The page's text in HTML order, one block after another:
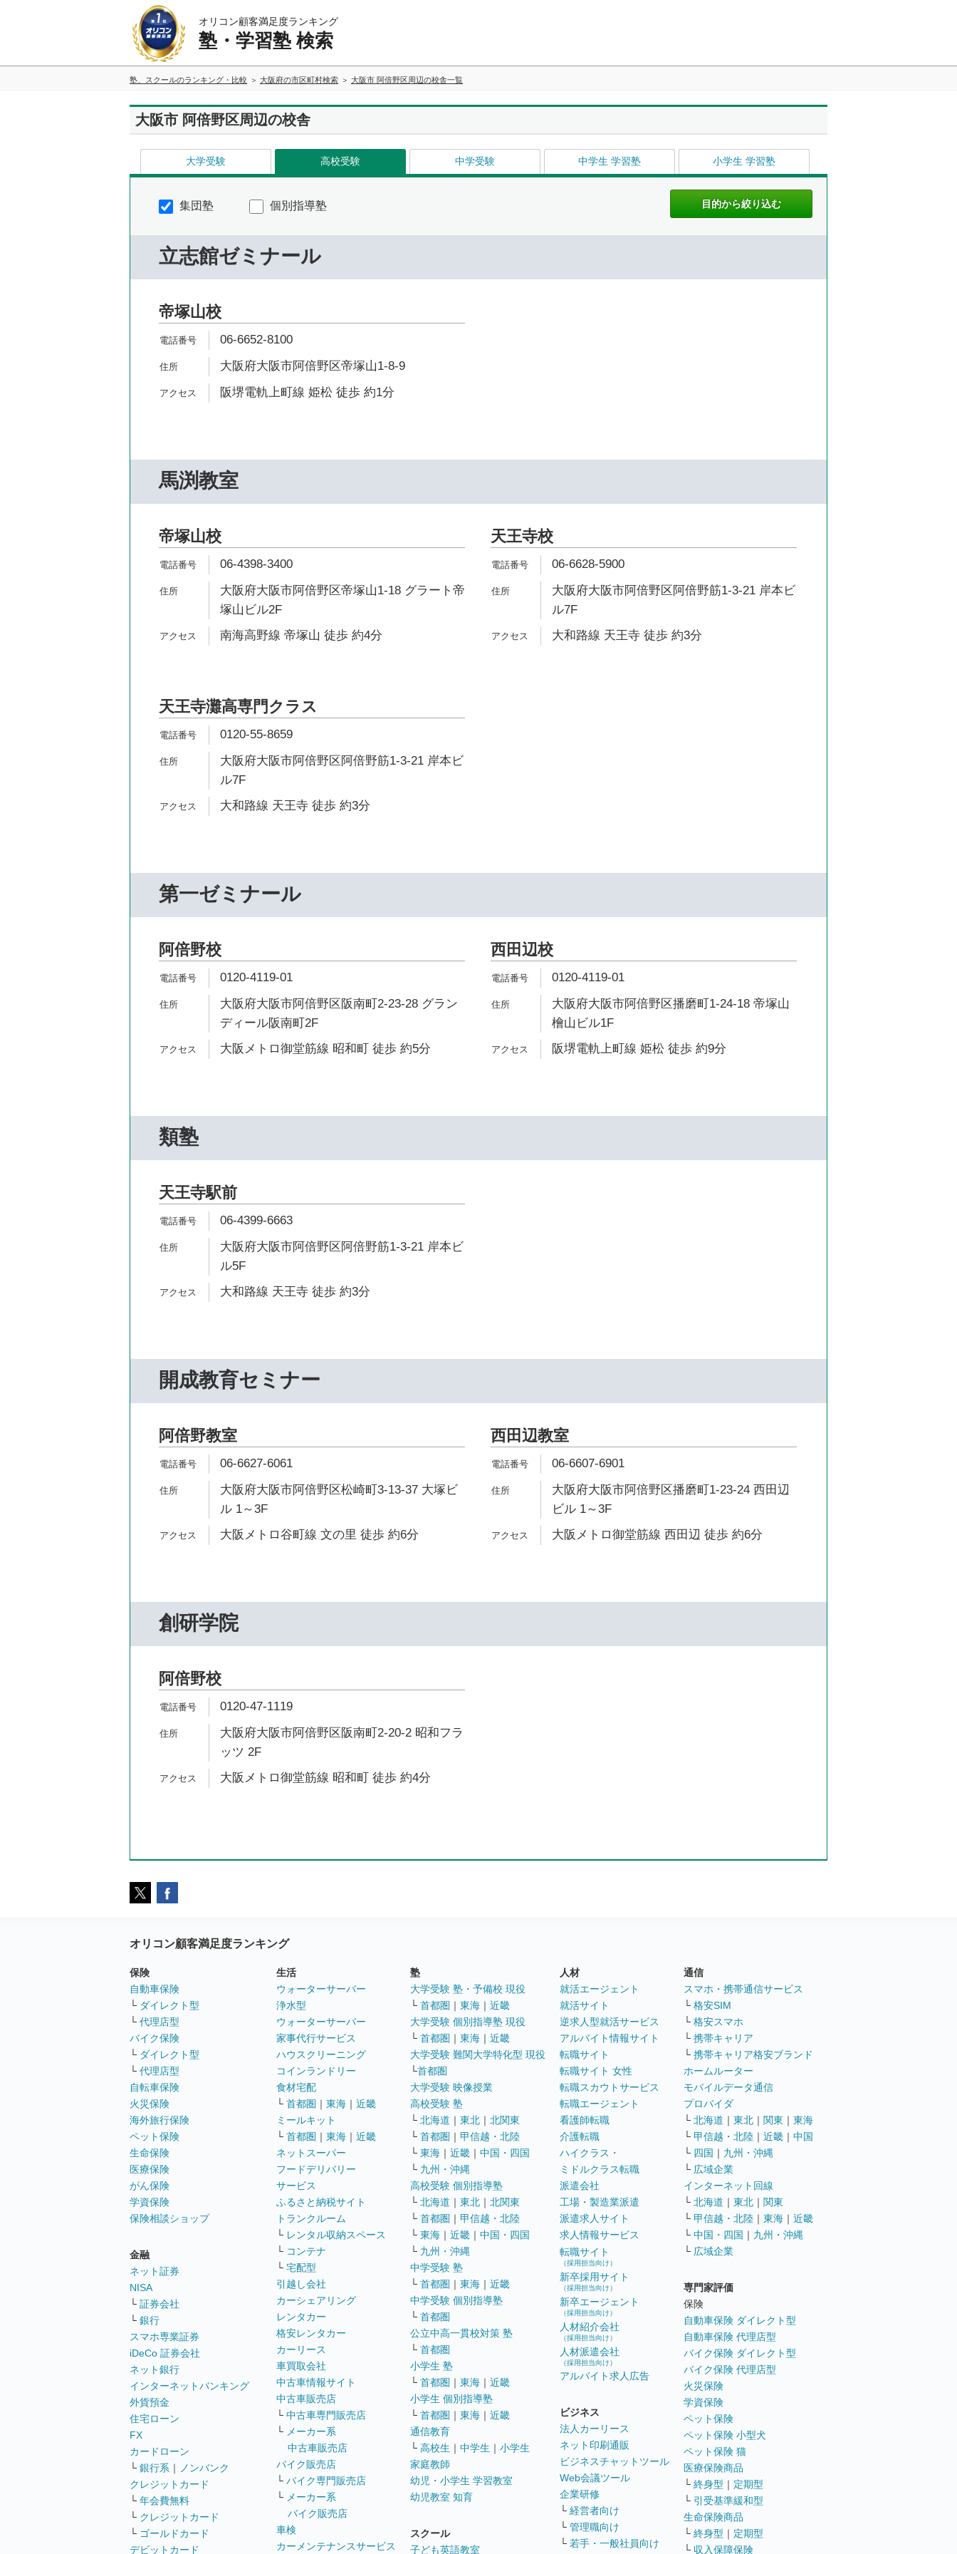
オリコン顧客満足度ランキング
塾・学習塾 検索
塾、スクールのランキング・比較 大阪府の市区町村検索 大阪市 阿倍野区周辺の校舎一覧
大阪市 阿倍野区周辺の校舎
大学受験 高校受験 中学受験 中学生 学習塾 小学生 学習塾
集団塾 個別指導塾
立志館ゼミナール
帝塚山校
06-6652-8100
大阪府大阪市阿倍野区帝塚山1-8-9
阪堺電軌上町線 姫松 徒歩 約1分
馬渕教室
帝塚山校
06-4398-3400
大阪府大阪市阿倍野区帝塚山1-18 グラート帝
塚山ビル2F
南海高野線 帝塚山 徒歩 約4分
天王寺校
06-6628-5900
大阪府大阪市阿倍野区阿倍野筋1-3-21 岸本ビ
ル7F
大和路線 天王寺 徒歩 約3分
天王寺灘高専門クラス
0120-55-8659
大阪府大阪市阿倍野区阿倍野筋1-3-21 岸本ビ
ル7F
大和路線 天王寺 徒歩 約3分
第一ゼミナール
阿倍野校
0120-4119-01
大阪府大阪市阿倍野区阪南町2-23-28 グラン
ディール阪南町2F
大阪メトロ御堂筋線 昭和町 徒歩 約5分
西田辺校
0120-4119-01
大阪府大阪市阿倍野区播磨町1-24-18 帝塚山
檜山ビル1F
阪堺電軌上町線 姫松 徒歩 約9分
類塾
天王寺駅前
06-4399-6663
大阪府大阪市阿倍野区阿倍野筋1-3-21 岸本ビ
ル5F
大和路線 天王寺 徒歩 約3分
開成教育セミナー
阿倍野教室
06-6627-6061
大阪府大阪市阿倍野区松崎町3-13-37 大塚ビ
ル 1～3F
大阪メトロ谷町線 文の里 徒歩 約6分
西田辺教室
06-6607-6901
大阪府大阪市阿倍野区播磨町1-23-24 西田辺
ビル 1～3F
大阪メトロ御堂筋線 西田辺 徒歩 約6分
創研学院
阿倍野校
0120-47-1119
大阪府大阪市阿倍野区阪南町2-20-2 昭和フラ
ッツ 2F
大阪メトロ御堂筋線 昭和町 徒歩 約4分
オリコン顧客満足度ランキング
保険
自動車保険
└ ダイレクト型
└ 代理店型
バイク保険
└ ダイレクト型
└ 代理店型
自転車保険
火災保険
海外旅行保険
ペット保険
生命保険
医療保険
がん保険
学資保険
保険相談ショップ
金融
ネット証券
NISA
└ 証券会社
└ 銀行
スマホ専業証券
iDeCo 証券会社
ネット銀行
インターネットバンキング
外貨預金
住宅ローン
FX
カードローン
└ 銀行系 ｜
ノンバンク
クレジットカード
└ 年会費無料
└ クレジットカード
└ ゴールドカード
デビットカード
生活
ウォーターサーバー
浄水型
ウォーターサーバー
家事代行サービス
ハウスクリーニング
コインランドリー
食材宅配
└ 首都圏 ｜ 東海 ｜ 近畿
ミールキット
└ 首都圏 ｜ 東海 ｜ 近畿
ネットスーパー
フードデリバリー
サービス
ふるさと納税サイト
トランクルーム
└ レンタル収納スペース
└ コンテナ
└ 宅配型
引越し会社
カーシェアリング
レンタカー
格安レンタカー
カーリース
車買取会社
中古車情報サイト
中古車販売店
└ 中古車専門販売店
└ メーカー系
中古車販売店
バイク販売店
└ バイク専門販売店
└ メーカー系
バイク販売店
車検
カーメンテナンスサービス
塾
大学受験 塾・予備校 現役
└ 首都圏 ｜ 東海 ｜ 近畿
大学受験 個別指導塾 現役
└ 首都圏 ｜ 東海 ｜ 近畿
大学受験 難関大学特化型 現役
└首都圏
大学受験 映像授業
高校受験 塾
└ 北海道 ｜ 東北 ｜ 北関東
└ 首都圏 ｜ 甲信越・北陸
└ 東海 ｜ 近畿 ｜ 中国・四国
└ 九州・沖縄
高校受験 個別指導塾
└ 北海道 ｜ 東北 ｜ 北関東
└ 首都圏 ｜ 甲信越・北陸
└ 東海 ｜ 近畿 ｜ 中国・四国
└ 九州・沖縄
中学受験 塾
└ 首都圏 ｜ 東海 ｜ 近畿
中学受験 個別指導塾
└ 首都圏
公立中高一貫校対策 塾
└ 首都圏
小学生 塾
└ 首都圏 ｜ 東海 ｜ 近畿
小学生 個別指導塾
└ 首都圏 ｜ 東海 ｜ 近畿
通信教育
└ 高校生 ｜ 中学生 ｜ 小学生
家庭教師
幼児・小学生 学習教室
幼児教室 知育
スクール
子ども英語教室
人材
就活エージェント
就活サイト
逆求人型就活サービス
アルバイト情報サイト
転職サイト
転職サイト 女性
転職スカウトサービス
転職エージェント
看護師転職
介護転職
ハイクラス・
ミドルクラス転職
派遣会社
工場・製造業派遣
派遣求人サイト
求人情報サービス
転職サイト
（採用担当向け）
新卒採用サイト
（採用担当向け）
新卒エージェント
（採用担当向け）
人材紹介会社
（採用担当向け）
人材派遣会社
（採用担当向け）
アルバイト求人広告
ビジネス
法人カーリース
ネット印刷通販
ビジネスチャットツール
Web会議ツール
企業研修
└ 経営者向け
└ 管理職向け
└ 若手・一般社員向け
通信
スマホ・携帯通信サービス
└ 格安SIM
└ 格安スマホ
└ 携帯キャリア
└ 携帯キャリア格安ブランド
ホームルーター
モバイルデータ通信
プロバイダ
└ 北海道 ｜ 東北 ｜ 関東 ｜ 東海
└ 甲信越・北陸 ｜ 近畿 ｜ 中国
└ 四国 ｜ 九州・沖縄
└ 広域企業
インターネット回線
└ 北海道 ｜ 東北 ｜ 関東
└ 甲信越・北陸 ｜ 東海 ｜ 近畿
└ 中国・四国 ｜ 九州・沖縄
└ 広域企業
専門家評価
保険
自動車保険 ダイレクト型
自動車保険 代理店型
バイク保険 ダイレクト型
バイク保険 代理店型
火災保険
学資保険
ペット保険
ペット保険 小型犬
ペット保険 猫
医療保険商品
└ 終身型 ｜ 定期型
└ 引受基準緩和型
生命保険商品
└ 終身型 ｜ 定期型
└ 収入保障保険